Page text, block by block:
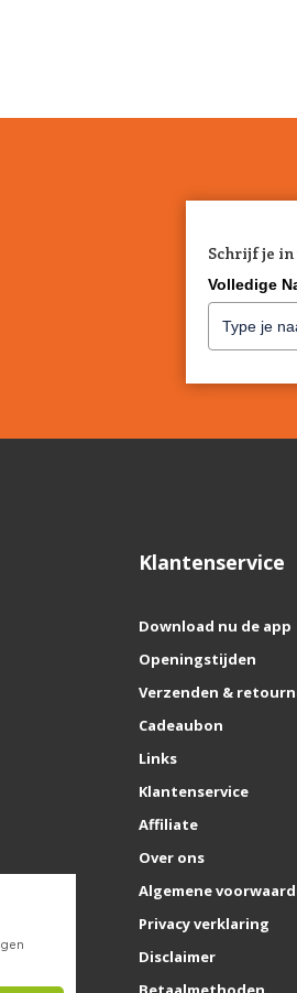
Schrijf je
Volledige
Klantenservice
Download nu de app
Openingstijden
Verzenden &
Cadeaubon
Links
Klantenservice
Affiliate
Over ons
Algemene
Privacy verklaring
Disclaimer